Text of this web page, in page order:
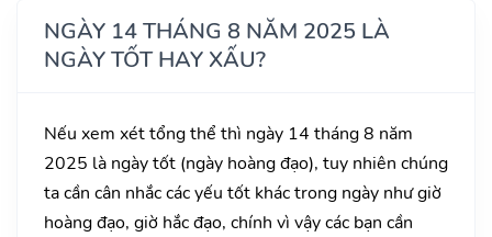
NGÀY 14 THÁNG 8 NĂM 2025 LÀ
NGÀY TỐT HAY XẤU?
Nếu xem xét tổng thể thì ngày 14 tháng 8 năm
2025 là ngày tốt (ngày hoàng đạo), tuy nhiên chúng
ta cần cân nhắc các yếu tốt khác trong ngày như giờ
hoàng đạo, giờ hắc đạo, chính vì vậy các bạn cần